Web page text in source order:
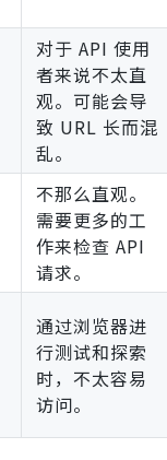
对于 API 使用
者来说不太直
观。可能会导
致 URL 长而混
乱。
不那么直观。
需要更多的工
作来检查 API
请求。
通过浏览器进
行测试和探索
时，不太容易
访问。